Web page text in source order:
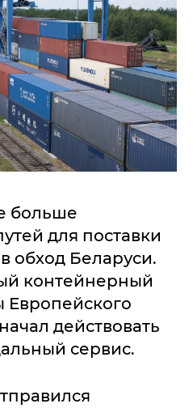
больше
для поставки
обход Беларуси.
контейнерный
Европейского
действовать
сервис.